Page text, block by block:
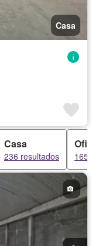
Casa
Casa
236 resultados 165